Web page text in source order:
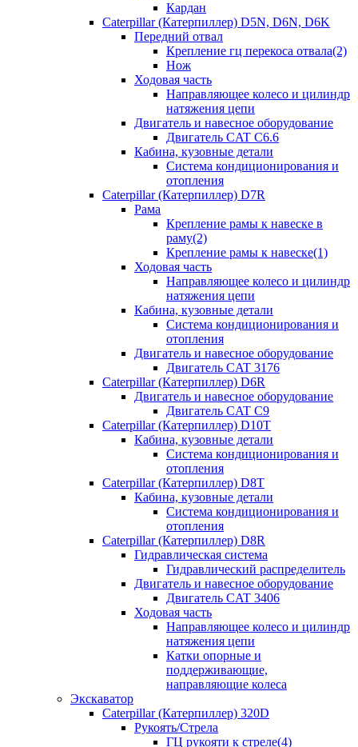
Кардан
Caterpillar (Катерпиллер) D5N, D6N, D6K
Передний отвал
Крепление гц перекоса отвала(2)
Нож
Ходовая часть
Направляющее колесо и цилиндр
натяжения цепи
Двигатель и навесное оборудование
Двигатель CAT C6.6
Кабина, кузовные детали
Система кондиционирования и
отопления
Caterpillar (Катерпиллер) D7R
Рама
Крепление рамы к навеске в
раму(2)
Крепление рамы к навеске(1)
Ходовая часть
Направляющее колесо и цилиндр
натяжения цепи
Кабина, кузовные детали
Система кондиционирования и
отопления
Двигатель и навесное оборудование
Двигатель CAT 3176
Caterpillar (Катерпиллер) D6R
Двигатель и навесное оборудование
Двигатель CAT C9
Caterpillar (Катерпиллер) D10T
Кабина, кузовные детали
Система кондиционирования и
отопления
Caterpillar (Катерпиллер) D8T
Кабина, кузовные детали
Система кондиционирования и
отопления
Caterpillar (Катерпиллер) D8R
Гидравлическая система
Гидравлический распределитель
Двигатель и навесное оборудование
Двигатель CAT 3406
Ходовая часть
Направляющее колесо и цилиндр
натяжения цепи
Катки опорные и
поддерживающие,
направляющие колеса
Экскаватор
Caterpillar (Катерпиллер) 320D
Рукоять/Стрела
ГЦ рукояти к стреле(4)